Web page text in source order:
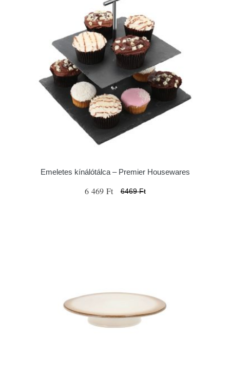
Emeletes kínálótálca – Premier Housewares
6 469 Ft 6469 Ft